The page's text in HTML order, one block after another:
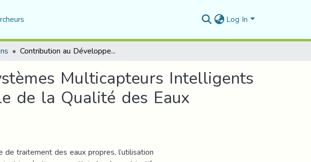
Log In
Contribution au Développement de Systèmes Multicapteurs Intelligents Dédiés à la Surveillance et au Contrôle de la Qualité des Eaux Propres.
Multicapteurs Intelligents
de la Qualité des Eaux
traitement des eaux propres, l’utilisation